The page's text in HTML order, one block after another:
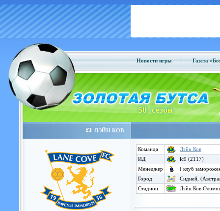
Новости игры Газета
50 сезон
ЛЭЙН КОВ
Команда
Лэйн Ков
ИД
lc9 (2117)
Менеджер
[ клуб
Город
Сидней,
Стадион
Лэйн Ков